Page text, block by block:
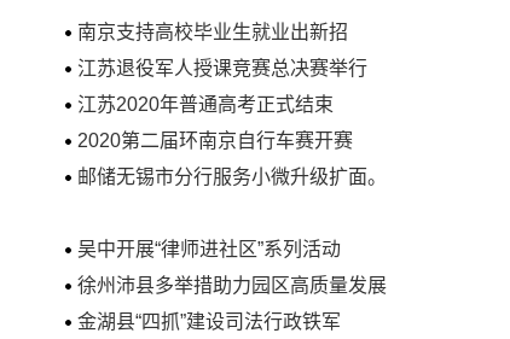
南京支持高校毕业生就业出新招
江苏退役军人授课竞赛总决赛举行
江苏2020年普通高考正式结束
2020第二届环南京自行车赛开赛
邮储无锡市分行服务小微升级扩面。
吴中开展“律师进社区”系列活动
徐州沛县多举措助力园区高质量发展
金湖县“四抓”建设司法行政铁军